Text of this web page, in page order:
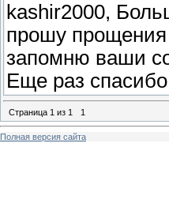
kashir2000,
прошу прощения
запомню ваши
Еще раз
Страница 1 из 1 1
Полная версия сайта